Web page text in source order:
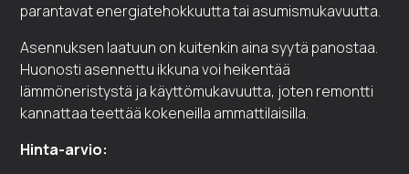
parantavat energiatehokkuutta tai asumismukavuutta.
Asennuksen laatuun on kuitenkin aina syytä panostaa.
Huonosti asennettu ikkuna voi heikentää
lämmöneristystä ja käyttömukavuutta, joten remontti
kannattaa teettää kokeneilla ammattilaisilla.
Hinta-arvio: